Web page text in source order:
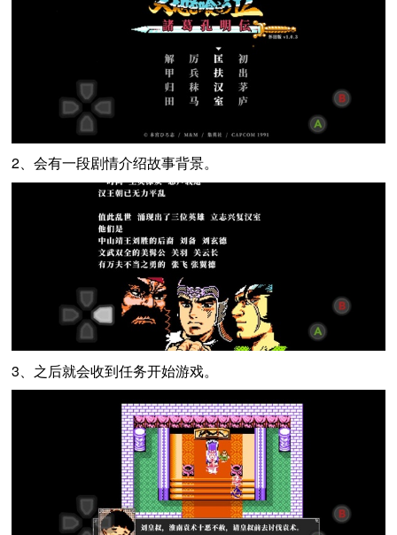
2、会有一段剧情介绍故事背景。
3、之后就会收到任务开始游戏。